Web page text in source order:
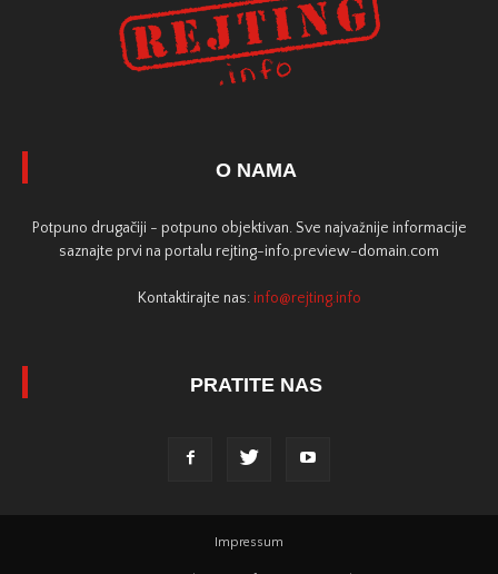
O NAMA
Potpuno drugačiji - potpuno objektivan. Sve najvažnije informacije
saznajte prvi na portalu rejting-info.preview-domain.com
Kontaktirajte nas: info@rejting.info
PRATITE NAS
Impressum